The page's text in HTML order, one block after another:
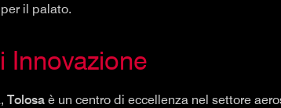
il palato.
Innovazione
Tolosa è un centro di eccellenza nel settore